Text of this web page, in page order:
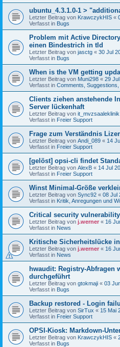
ubuntu_4.3.1.0-1 >
Letzter Beitrag von KrawczykHIS «
Verfasst in Bugs
Problem mit Active
einen Bindestrich in tld
Letzter Beitrag von jasctg « 30 Jul
Verfasst in Bugs
When is the VM getting
Letzter Beitrag von Muni298 « 29
Verfasst in Comments, Suggestions,
Clients ziehen anstehende
Server lückenhaft
Letzter Beitrag von it_mvzsaaleklinik
Verfasst in Freier Support
Frage zum Verständnis
Letzter Beitrag von Andi_089 « 14
Verfasst in Freier Support
[gelöst] opsi-cli findet
Letzter Beitrag von AlexB « 14 Jul
Verfasst in Freier Support
Winst Minimal-Größe
Letzter Beitrag von Sync92 « 08 Jul
Verfasst in Kritik, Anregungen und
Critical security
Letzter Beitrag von j.werner « 16
Verfasst in News
Kritische Sicherheitslücke
Letzter Beitrag von j.werner « 16
Verfasst in News
hwaudit: Registry-Abfragen
durchgeführt
Letzter Beitrag von gtokmaji « 03
Verfasst in Bugs
Backup restored - Login
Letzter Beitrag von SirTux « 15 Mai
Verfasst in Freier Support
OPSI-Kiosk: Markdown-
Letzter Beitrag von KrawczykHIS «
Verfasst in Bugs